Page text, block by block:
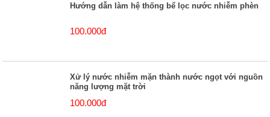
Hướng dẫn làm hệ thống bể lọc nước nhiễm phèn
100.000đ
Xử lý nước nhiễm mặn thành nước ngọt với nguồn
năng lượng mặt trời
100.000đ